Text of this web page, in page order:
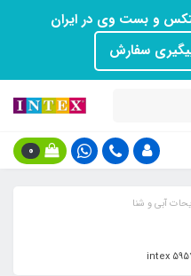
و بست وی در ایران
0
آبی و شنا